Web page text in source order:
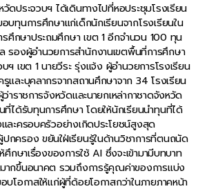
ดประจวบฯ ได้เดินทางไปที่หอประชุมโรงเรียน
บทุนการศึกษาแก่เด็กนักเรียนจากโรงเรียนใน
ศึกษาประถมศึกษา เขต 1 อีกจำนวน 100 ทุน
รองผู้อำนวยการสำนักงานเขตพื้นที่การศึกษา
ฯ เขต 1 นายวีระ รุ่งแจ้ง ผู้อำนวยการโรงเรียน
และบุคลากรจากสถานศึกษาจาก 34 โรงเรียน
าราชการจังหวัดและนายกเหล่ากาชาดจังหวัด
ที่ได้รับทุนการศึกษา โดยให้นักเรียนนำทุนที่ได้
ละครอบครัวอย่างเกิดประโยชน์สูงสุด
กครอง ขยันใฝ่เรียนรู้ในด้านวิชาการที่ตนถนัด
ศึกษาเรื่องของการใช้ AI ซึ่งจะเข้ามามีบทบาท
มากขึ้นอนาคต รวมถึงการรู้คุณค่าของการแบ่ง
บโอกาสให้แก่ผู้ที่ด้อยโอกาสกว่าในภายภาคหน้า